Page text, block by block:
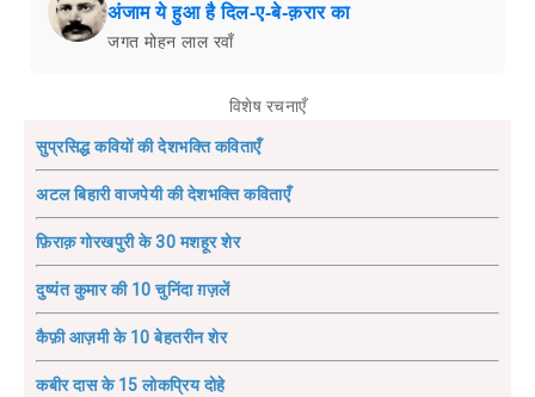
अंजाम ये हुआ है दिल-ए-बे-क़रार का
जगत मोहन लाल रवाँ
विशेष रचनाएँ
सुप्रसिद्ध कवियों की देशभक्ति कविताएँ
अटल बिहारी वाजपेयी की देशभक्ति कविताएँ
फ़िराक़ गोरखपुरी के 30 मशहूर शेर
दुष्यंत कुमार की 10 चुनिंदा ग़ज़लें
कैफ़ी आज़मी के 10 बेहतरीन शेर
कबीर दास के 15 लोकप्रिय दोहे